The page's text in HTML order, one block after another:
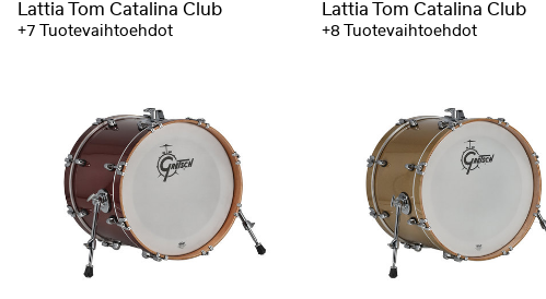
Lattia Tom Catalina Club
+7 Tuotevaihtoehdot
Lattia Tom Catalina Club
+8 Tuotevaihtoehdot